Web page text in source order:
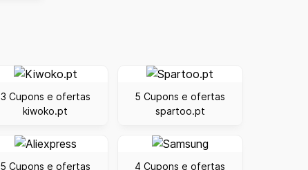
3 Cupons e ofertas
kiwoko.pt
5 Cupons e ofertas
spartoo.pt
5 Cupons e ofertas
4 Cupons e ofertas